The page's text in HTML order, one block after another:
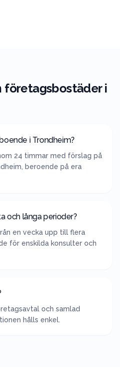
företagsbostäder i
i Trondheim?
24 timmar med förslag på
beroende på era
och långa perioder?
en vecka upp till flera
för enskilda konsulter och
och samlad
hålls enkel.